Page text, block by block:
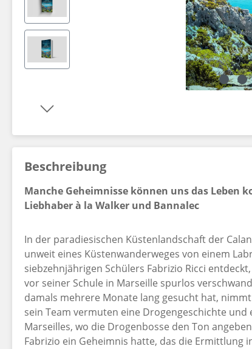
Beschreibung
Manche Geheimnisse können uns das Leben
Liebhaber à la Walker und Bannalec
In der paradiesischen Küstenlandschaft der
unweit eines Küstenwanderweges von einem
siebzehnjährigen Schülers Fabrizio Ricci
vor seiner Schule in Marseille spurlos
damals mehrere Monate lang gesucht hat,
sein Team vermuten eine Drogengeschichte
Marseilles, wo die Drogenbosse den Ton
Fabrizio ein Geheimnis hatte, das die Ermittlung